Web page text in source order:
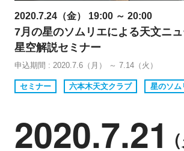
2020.7.24（金） 19:00 ～ 20:00
7月の星のソムリエによる天文ニ
星空解説セミナー
申込期間 : 2020.7.6（月） ～ 7.14（火）
セミナー 六本木天文クラブ 星のソム
2020.7.21